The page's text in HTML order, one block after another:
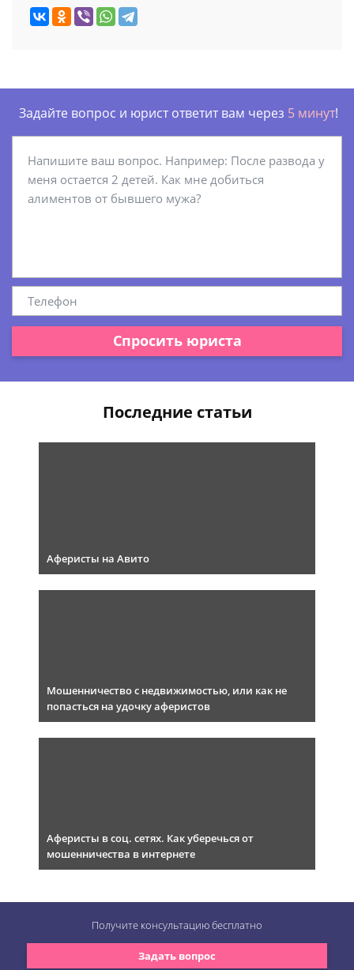
Задайте вопрос и юрист ответит вам через 5 минут!
Спросить юриста
Последние статьи
Аферисты на Авито
Мошенничество с недвижимостью, или как не
попасться на удочку аферистов
Аферисты в соц. сетях. Как уберечься от
мошенничества в интернете
Задать вопрос
Получите консультациюбесплатно